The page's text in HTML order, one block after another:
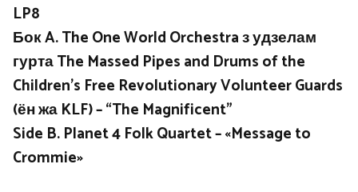
LP8
Бок A. The One World Orchestra з удзелам
гурта The Massed Pipes and Drums of the
Children’s Free Revolutionary Volunteer Guards
(ён жа KLF) – “The Magnificent”
Side B. Planet 4 Folk Quartet – «Message to
Crommie»